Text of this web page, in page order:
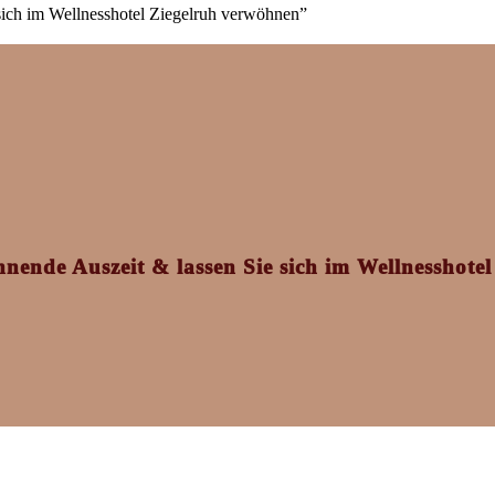
im Wellnesshotel Ziegelruh verwöhnen”
Auszeit & lassen Sie sich im